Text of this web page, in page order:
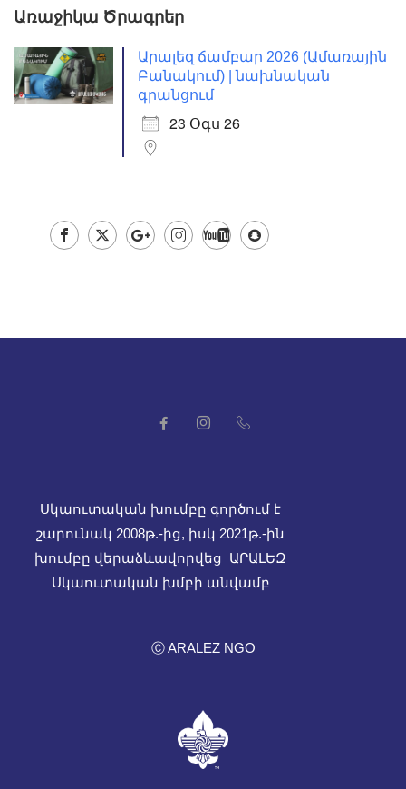
Առաջիկա Ծրագրեր
Արալեզ ճամբար 2026 (Ամառային
Բանակում) | նախնական
գրանցում
23 Օգս 26
Սկաուտական խումբը գործում է
շարունակ 2008թ.-ից, իսկ 2021թ.-ին
խումբը վերաձևավորվեց ԱՐԱԼԵԶ
Սկաուտական խմբի անվամբ
Ⓒ ARALEZ NGO